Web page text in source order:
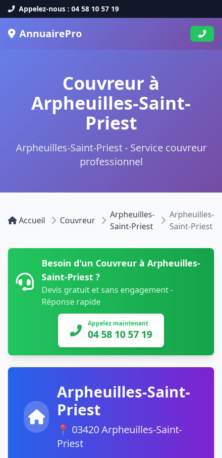
Appelez-nous : 04 58 10 57 19
AnnuairePro
Couvreur à
Arpheuilles-Saint-
Priest
Arpheuilles-Saint-Priest - Service couvreur
professionnel
Accueil Couvreur
Arpheuilles-
Saint-Priest
Arpheuilles-
Saint-Priest
Besoin d'un Couvreur à Arpheuilles-
Saint-Priest ?
Devis gratuit et sans engagement -
Réponse rapide
Appelez maintenant
04 58 10 57 19
Arpheuilles-Saint-
Priest
📍 03420 Arpheuilles-Saint-
Priest